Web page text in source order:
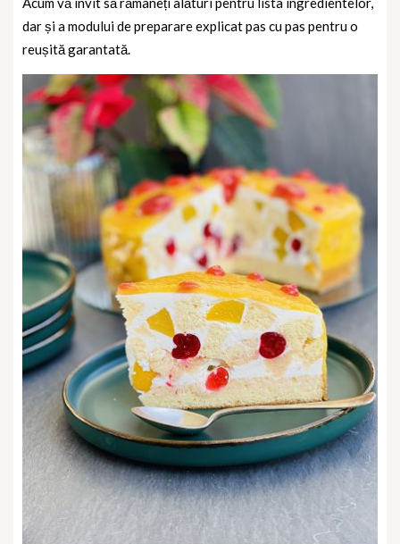
dar și a modului de preparare explicat pas cu pas pentru o
reușită garantată.